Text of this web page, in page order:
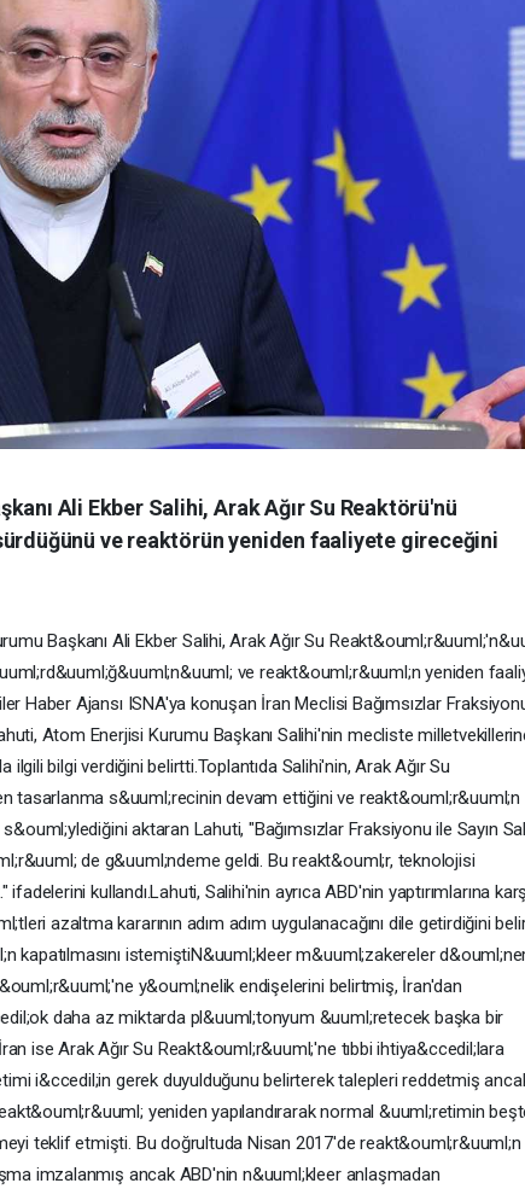
Ali Ekber Salihi, Arak Ağır Su Reaktörü'nü
sürdüğünü ve reaktörün yeniden faaliyete gireceğini
Başkanı Ali Ekber Salihi, Arak Ağır Su
ve reakt&ouml;r&uuml;n yeniden
Haber Ajansı ISNA'ya konuşan İran Meclisi Bağımsızlar
Atom Enerjisi Kurumu Başkanı Salihi'nin mecliste
ilgili bilgi verdiğini belirtti.Toplantıda Salihi'nin, Arak Ağır Su
tasarlanma s&uuml;recinin devam ettiğini ve reakt&ouml;r&uuml;n
aktaran Lahuti, "Bağımsızlar Fraksiyonu ile Sayın
de g&uuml;ndeme geldi. Bu reakt&ouml;r, teknolojisi
kullandı.Lahuti, Salihi'nin ayrıca ABD'nin yaptırımlarına
azaltma kararının adım adım uygulanacağını dile getirdiğini
kapatılmasını istemiştiN&uuml;kleer m&uuml;zakereler
y&ouml;nelik endişelerini belirtmiş, İran'dan
daha az miktarda pl&uuml;tonyum &uuml;retecek başka bir
ise Arak Ağır Su Reakt&ouml;r&uuml;'ne tıbbi ihtiya&ccedil;lara
i&ccedil;in gerek duyulduğunu belirterek talepleri reddetmiş
yeniden yapılandırarak normal &uuml;retimin
teklif etmişti. Bu doğrultuda Nisan 2017'de reakt&ouml;r&uuml;n
imzalanmış ancak ABD'nin n&uuml;kleer anlaşmadan